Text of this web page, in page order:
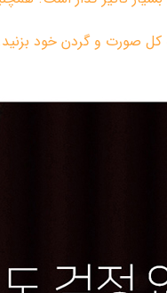
صورت و گردن خود